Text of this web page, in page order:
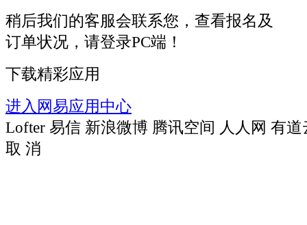
稍后我们的客服会联系您，查看报名及
订单状况，请登录PC端！
下载精彩应用
进入网易应用中心
Lofter 易信 新浪微博 腾讯空间 人人网 有道
取 消